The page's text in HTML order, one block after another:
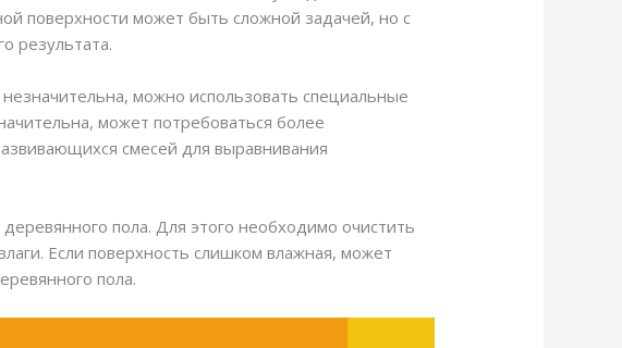
поверхности может быть сложной задачей, но с
результата.
можно использовать специальные
может потребоваться более
смесей для выравнивания
пола. Для этого необходимо очистить
Если поверхность слишком влажная, может
пола.